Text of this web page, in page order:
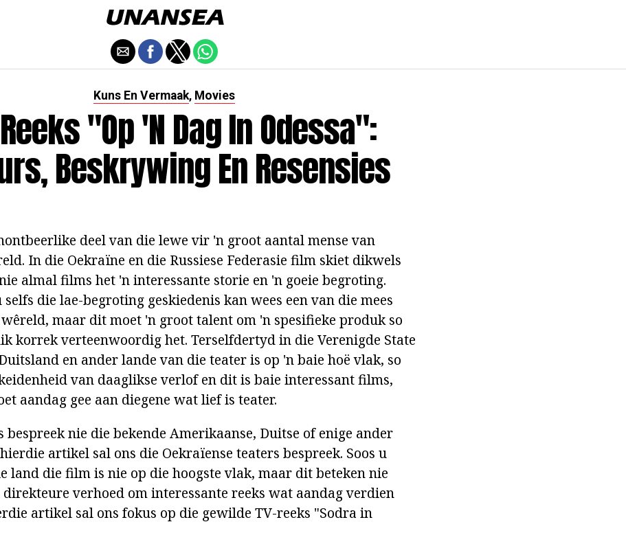
Kuns En Vermaak, Movies
"Op 'n Dag In Odessa":
Beskrywing En Resensies
deel van die lewe vir 'n groot aantal mense van
In die Oekraïne en die Russiese Federasie film skiet dikwels
almal films het 'n interessante storie en 'n goeie begroting.
die lae-begroting geskiedenis kan wees een van die mees
maar dit moet 'n groot talent om 'n spesifieke produk so
korrek verteenwoordig het. Terselfdertyd in die Verenigde State
en ander lande van die teater is op 'n baie hoë vlak, so
van daaglikse verlof en dit is baie interessant films,
aandag gee aan diegene wat lief is teater.
bespreek nie die bekende Amerikaanse, Duitse of enige ander
artikel sal ons die Oekraïense teaters bespreek. Soos u
land die film is nie op die hoogste vlak, maar dit beteken nie
verhoed om interessante reeks wat aandag verdien
artikel sal ons fokus op die gewilde TV-reeks "Sodra in